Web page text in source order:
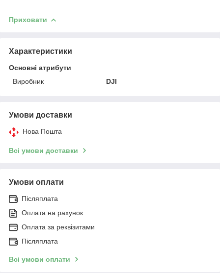
Приховати
Характеристики
Основні атрибути
Виробник
DJI
Умови доставки
Нова Пошта
Всі умови доставки
Умови оплати
Післяплата
Оплата на рахунок
Оплата за реквізитами
Післяплата
Всі умови оплати